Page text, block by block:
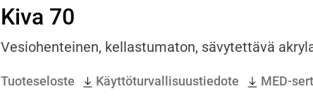
Kiva 70
Vesiohenteinen, kellastumaton, sävytettävä
Tuoteseloste Käyttöturvallisuustiedote MED-